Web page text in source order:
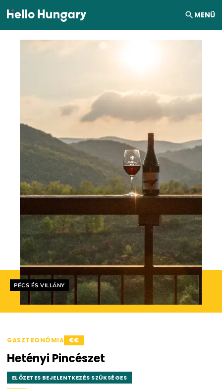
Ugrás a tartalomhoz MENÜ
Helyszín címkék:
PÉCS ÉS VILLÁNY
GASZTRONÓMIA €€
Hetényi Pincészet
ELŐZETES BEJELENTKEZÉS SZÜKSÉGES